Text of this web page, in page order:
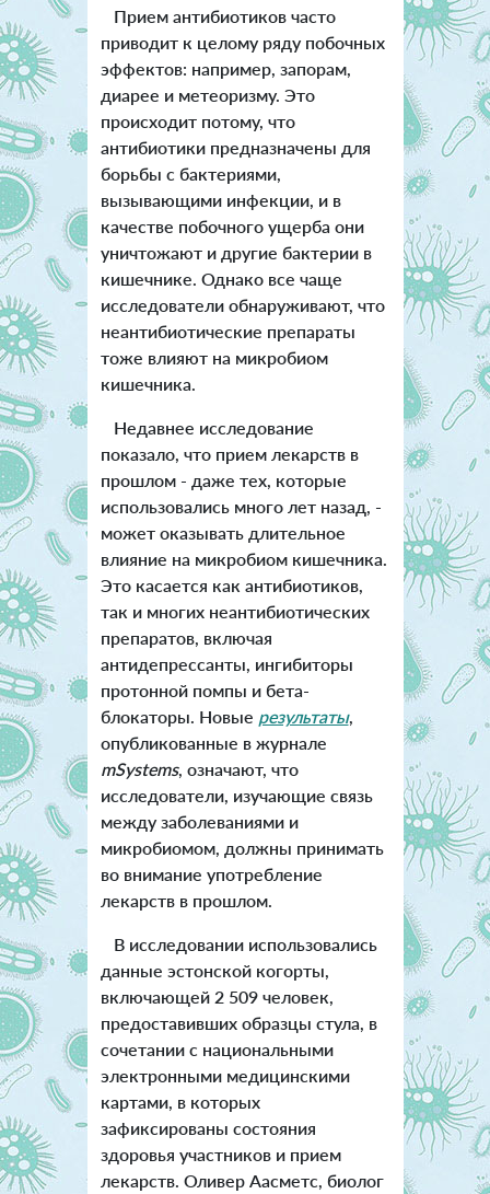
Прием антибиотиков часто
приводит к целому ряду побочных
эффектов: например, запорам,
диарее и метеоризму. Это
происходит потому, что
антибиотики предназначены для
борьбы с бактериями,
вызывающими инфекции, и в
качестве побочного ущерба они
уничтожают и другие бактерии в
кишечнике. Однако все чаще
исследователи обнаруживают, что
неантибиотические препараты
тоже влияют на микробиом
кишечника.
Недавнее исследование
показало, что прием лекарств в
прошлом - даже тех, которые
использовались много лет назад, -
может оказывать длительное
влияние на микробиом кишечника.
Это касается как антибиотиков,
так и многих неантибиотических
препаратов, включая
антидепрессанты, ингибиторы
протонной помпы и бета-
блокаторы. Новые результаты,
опубликованные в журнале
mSystems, означают, что
исследователи, изучающие связь
между заболеваниями и
микробиомом, должны принимать
во внимание употребление
лекарств в прошлом.
В исследовании использовались
данные эстонской когорты,
включающей 2 509 человек,
предоставивших образцы стула, в
сочетании с национальными
электронными медицинскими
картами, в которых
зафиксированы состояния
здоровья участников и прием
лекарств. Оливер Аасметс, биолог